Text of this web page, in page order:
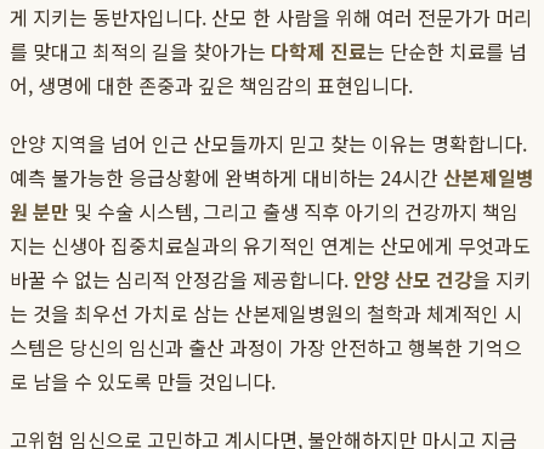
게 지키는 동반자입니다. 산모 한 사람을 위해 여러 전문가가 머리
를 맞대고 최적의 길을 찾아가는 다학제 진료는 단순한 치료를 넘
어, 생명에 대한 존중과 깊은 책임감의 표현입니다.
안양 지역을 넘어 인근 산모들까지 믿고 찾는 이유는 명확합니다.
예측 불가능한 응급상황에 완벽하게 대비하는 24시간 산본제일병
원 분만 및 수술 시스템, 그리고 출생 직후 아기의 건강까지 책임
지는 신생아 집중치료실과의 유기적인 연계는 산모에게 무엇과도
바꿀 수 없는 심리적 안정감을 제공합니다. 안양 산모 건강을 지키
는 것을 최우선 가치로 삼는 산본제일병원의 철학과 체계적인 시
스템은 당신의 임신과 출산 과정이 가장 안전하고 행복한 기억으
로 남을 수 있도록 만들 것입니다.
고위험 임신으로 고민하고 계시다면, 불안해하지만 마시고 지금